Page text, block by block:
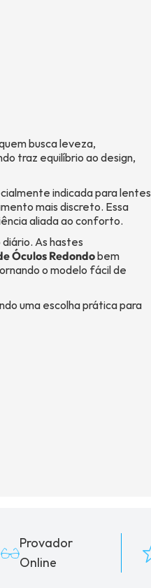
busca leveza,
traz equilíbrio ao design,
indicada para lentes
mais discreto. Essa
aliada ao conforto.
As hastes
Óculos Redondobem
o modelo fácil de
uma escolha prática para
Provador
Online